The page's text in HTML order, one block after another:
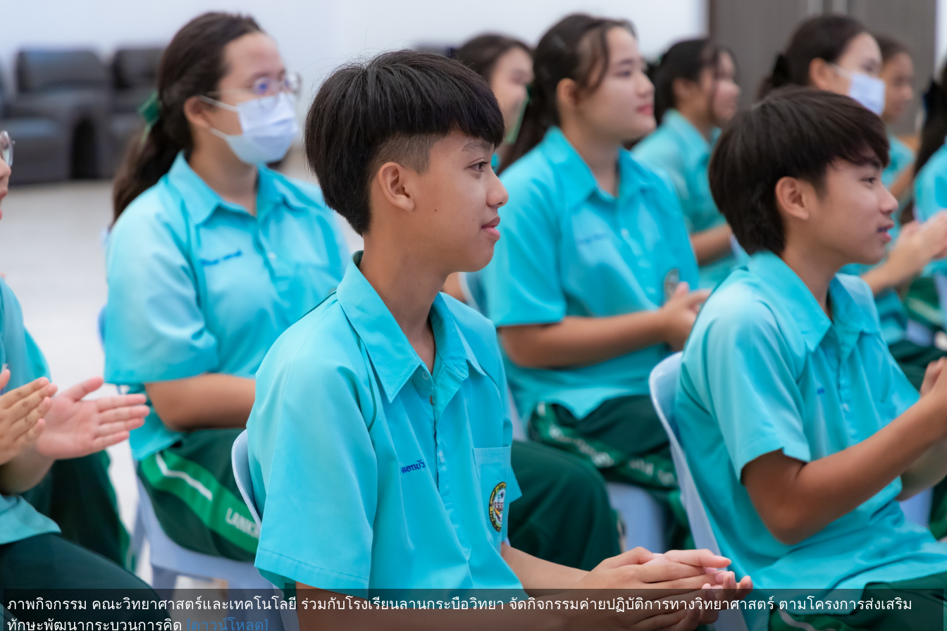
ภาพกิจกรรม คณะวิทยาศาสตร์และเทคโนโลยี ร่วมกับโรงเรียนลานกระบือวิทยา จัดกิจกรรมค่ายปฏิบัติการทางวิทยาศาสตร์ ตามโครงการส่งเสริม
ทักษะพัฒนากระบวนการคิด [ดาวน์โหลด]